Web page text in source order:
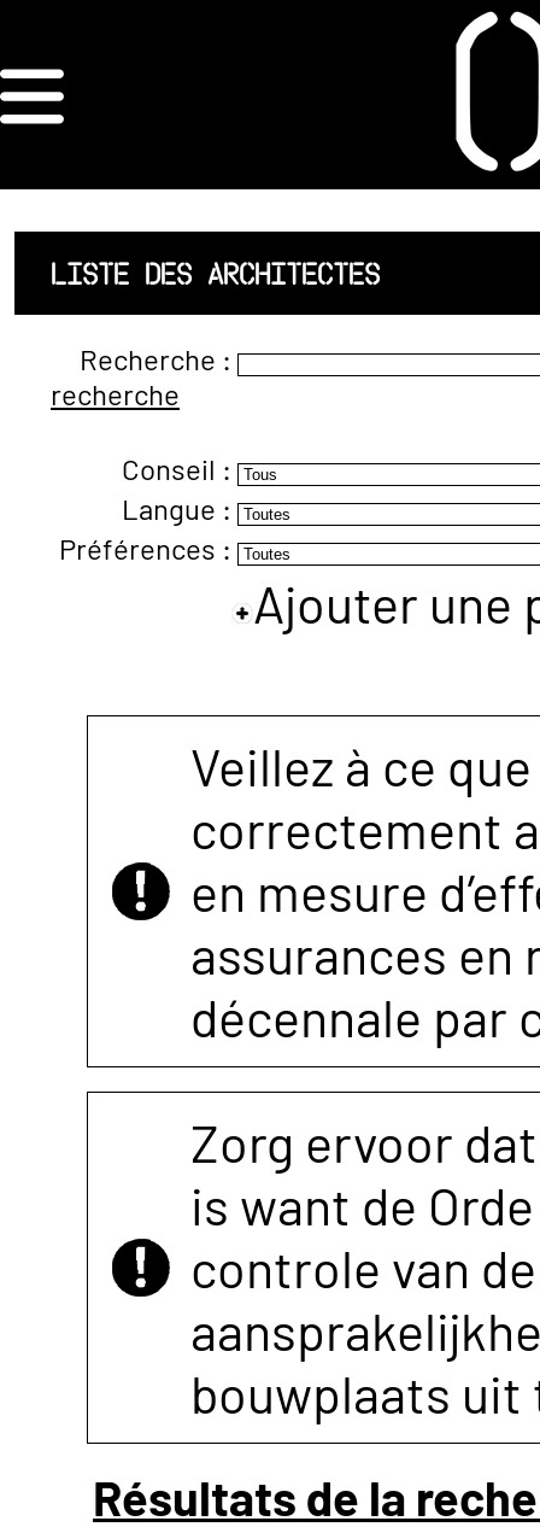
ORDRE DES
ARCHITECTES
ACCUEIL
LISTE DES
ARCHITECTES
JURISPRUDENCE
ANNEXE 4 CODT
LISTE DES ARCHITECTES
Recherche :
recherche
Conseil :
Langue :
Préférences :
Ajouter une
Veillez à ce
correctement
en mesure
assurances
décennale par
Zorg ervoor
is want de
controle van
bouwplaats uit
Résultats de la